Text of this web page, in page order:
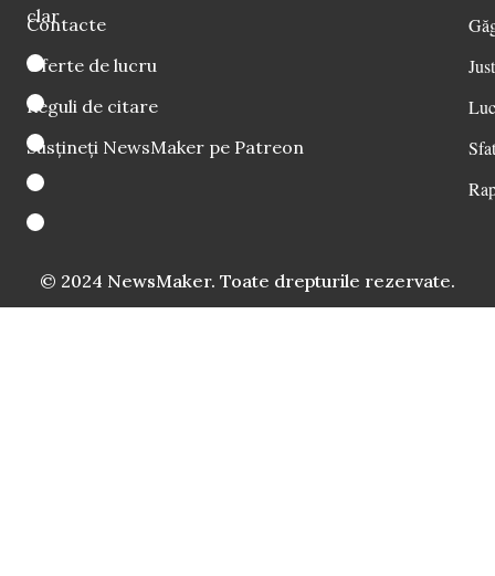
clar
Contacte
Oferte de lucru
Reguli de citare
Susțineți NewsMaker pe Patreon
© 2024 NewsMaker. Toate drepturile rezervate.